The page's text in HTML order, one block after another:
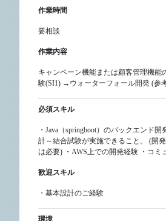
作業時間
要相談
作業内容
キャンペーン機能または顧客管理機能
験(SI1) →ウォーターフォール開発 (参
必須スキル
・Java（springboot）のバックエンド
計～結合試験が実施できること。 (開
は必要) ・AWS上での開発経験 ・コミ
歓迎スキル
・基本設計のご経験
環境